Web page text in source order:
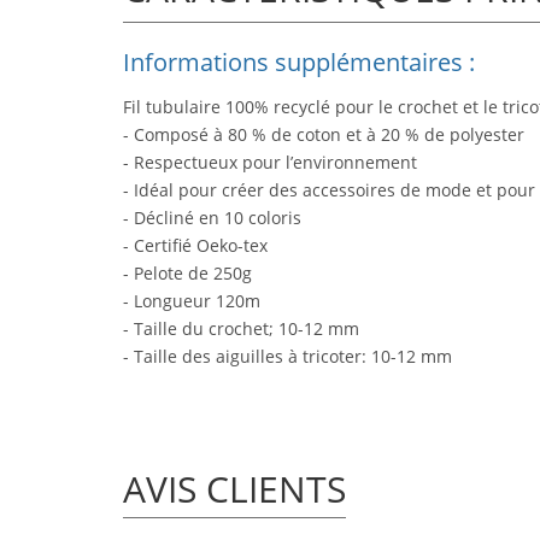
Informations supplémentaires :
Fil tubulaire 100% recyclé pour le crochet et le
- Composé à 80 % de coton et à 20 % de polyester
- Respectueux pour l’environnement
- Idéal pour créer des accessoires de mode et
- Décliné en 10 coloris
- Certifié Oeko-tex
- Pelote de 250g
- Longueur 120m
- Taille du crochet; 10-12 mm
- Taille des aiguilles à tricoter: 10-12 mm
AVIS CLIENTS